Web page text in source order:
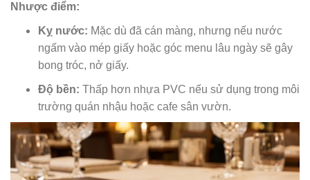
Nhược điểm:
Kỵ nước: Mặc dù đã cán màng, nhưng nếu nước
ngấm vào mép giấy hoặc góc menu lâu ngày sẽ gây
bong tróc, nở giấy.
Độ bền: Thấp hơn nhựa PVC nếu sử dụng trong môi
trường quán nhậu hoặc cafe sân vườn.